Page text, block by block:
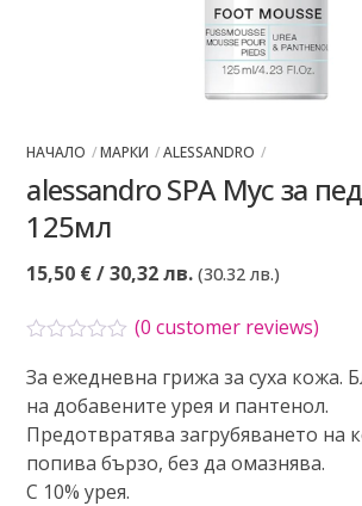
НАЧАЛО МАРКИ ALESSANDRO
alessandro SPA Мус за
125мл
15,50 €/ 30,32 лв.(30.32 лв.)
ц
н
е
о
с
(0 customer reviews)
За ежедневна грижа за суха кожа.
на добавените урея и пантенол.
Предотвратява загрубяването на
попива бързо, без да омазнява.
С 10% урея.